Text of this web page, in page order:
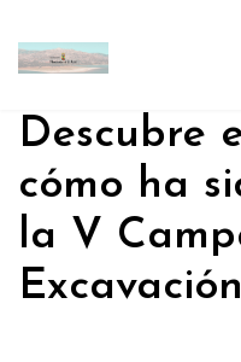
Descubre
cómo ha
la V